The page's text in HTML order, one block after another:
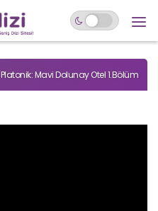
Platonik: Mavi Dolunay Otel 1.Bölüm